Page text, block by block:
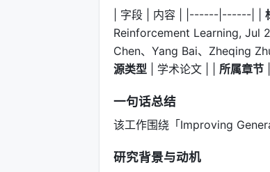
| 字段 | 内容 | |------|------| |
Reinforcement Learning, Jul
Chen、Yang Bai、Zheqing
源类型 | 学术论文 | | 所属章节
一句话总结
该工作围绕「Improving
研究背景与动机